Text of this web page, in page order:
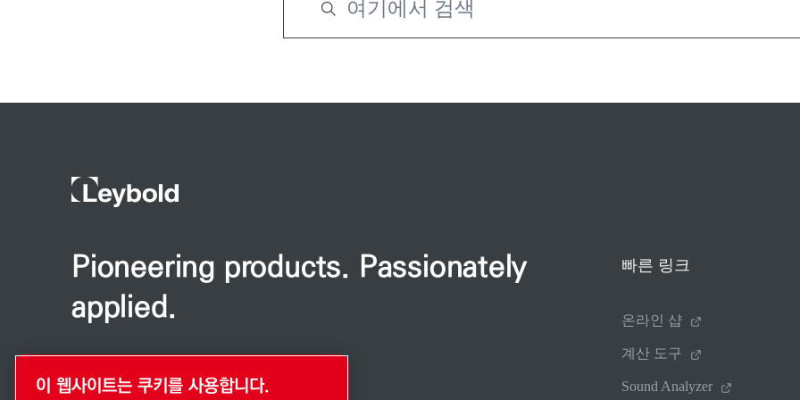
Pioneering products. Passionately
applied.
빠른 링크
온라인 샵
계산 도구
Sound Analyzer
이 웹사이트는 쿠키를 사용합니다.